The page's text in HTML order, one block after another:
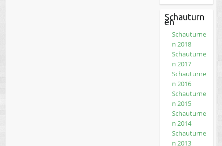
Schauturn
en
Schauturne
n 2018
Schauturne
n 2017
Schauturne
n 2016
Schauturne
n 2015
Schauturne
n 2014
Schauturne
n 2013